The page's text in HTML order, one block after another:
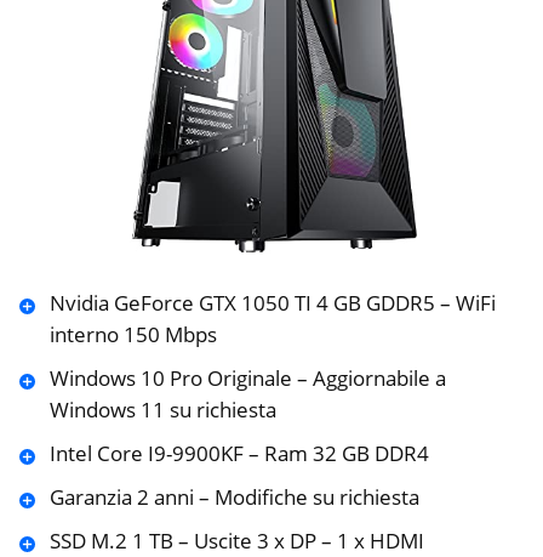
Nvidia GeForce GTX 1050 TI 4 GB GDDR5 – WiFi
interno 150 Mbps
Windows 10 Pro Originale – Aggiornabile a
Windows 11 su richiesta
Intel Core I9-9900KF – Ram 32 GB DDR4
Garanzia 2 anni – Modifiche su richiesta
SSD M.2 1 TB – Uscite 3 x DP – 1 x HDMI